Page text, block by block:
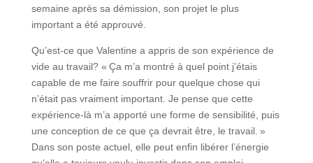
semaine après sa démission, son projet le plus
important a été approuvé.
Qu’est-ce que Valentine a appris de son expérience de
vide au travail? « Ça m’a montré à quel point j’étais
capable de me faire souffrir pour quelque chose qui
n’était pas vraiment important. Je pense que cette
expérience-là m’a apporté une forme de sensibilité, puis
une conception de ce que ça devrait être, le travail. »
Dans son poste actuel, elle peut enfin libérer l’énergie